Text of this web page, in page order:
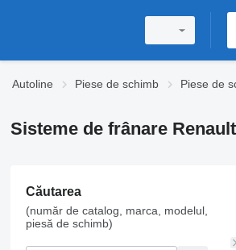
Autoline Piese de schimb Piese de
Sisteme de frânare
Căutarea
(număr de catalog, marca, modelul,
piesă de schimb)